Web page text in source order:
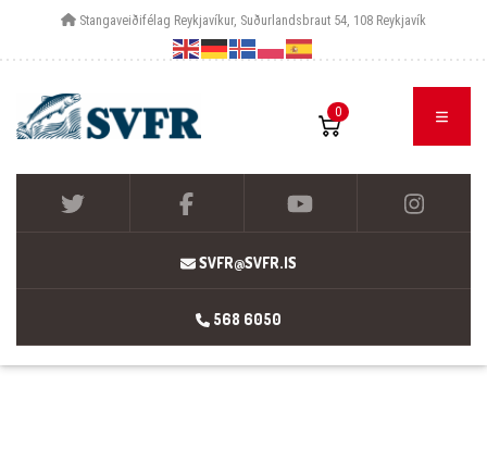
Stangaveiðifélag Reykjavíkur, Suðurlandsbraut 54, 108 Reykjavík
0
SVFR@SVFR.IS
568 6050